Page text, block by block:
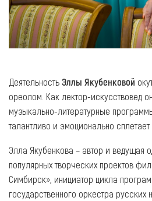
Деятельность Эллы Якубенковой
ореолом. Как лектор-искусствовед
музыкально-литературные
талантливо и эмоционально
Элла Якубенкова – автор и ведущая
популярных творческих проектов
Симбирск», инициатор цикла
государственного оркестра русских